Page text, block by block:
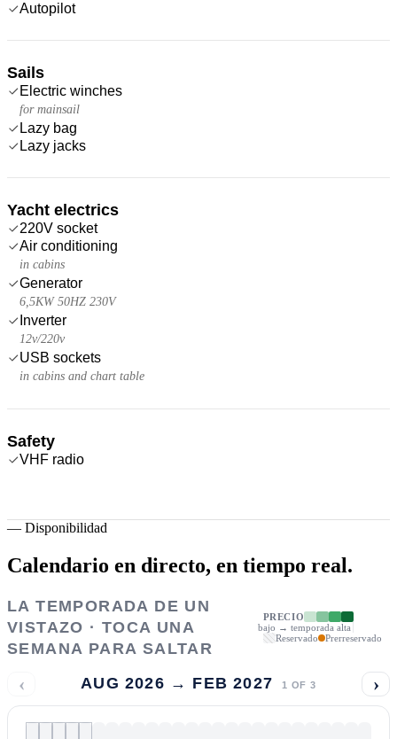
Autopilot
Sails
Electric winches
for mainsail
Lazy bag
Lazy jacks
Yacht electrics
220V socket
Air conditioning
in cabins
Generator
6,5KW 50HZ 230V
Inverter
12v/220v
USB sockets
in cabins and chart table
Safety
VHF radio
— Disponibilidad
Calendario en directo, en tiempo real.
LA TEMPORADA DE UN
VISTAZO · TOCA UNA
SEMANA PARA SALTAR
PRECIO
bajo → temporada alta
Reservado
Prerreservado
‹ AUG 2026 → FEB 2027 1 OF 3 ›